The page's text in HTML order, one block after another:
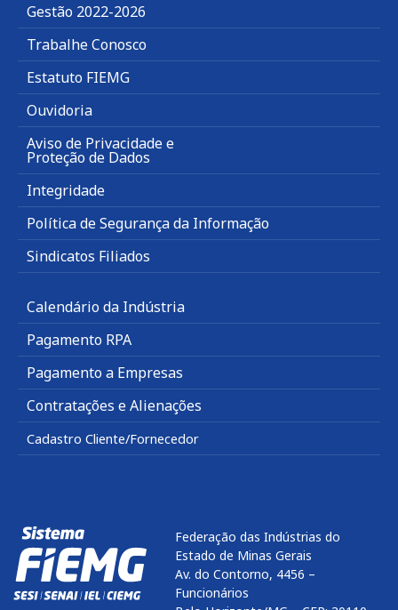
Gestão 2022-2026
Trabalhe Conosco
Estatuto FIEMG
Ouvidoria
Aviso de Privacidade e
Proteção de Dados
Integridade
Política de Segurança da Informação
Sindicatos Filiados
Calendário da Indústria
Pagamento RPA
Pagamento a Empresas
Contratações e Alienações
Cadastro Cliente/Fornecedor
Federação das Indústrias do
Estado de Minas Gerais
Av. do Contorno, 4456 –
Funcionários